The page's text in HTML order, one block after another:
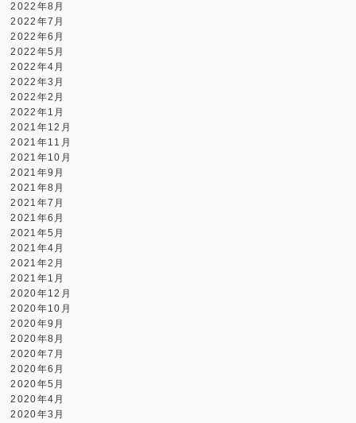
2022年8月
2022年7月
2022年6月
2022年5月
2022年4月
2022年3月
2022年2月
2022年1月
2021年12月
2021年11月
2021年10月
2021年9月
2021年8月
2021年7月
2021年6月
2021年5月
2021年4月
2021年2月
2021年1月
2020年12月
2020年10月
2020年9月
2020年8月
2020年7月
2020年6月
2020年5月
2020年4月
2020年3月